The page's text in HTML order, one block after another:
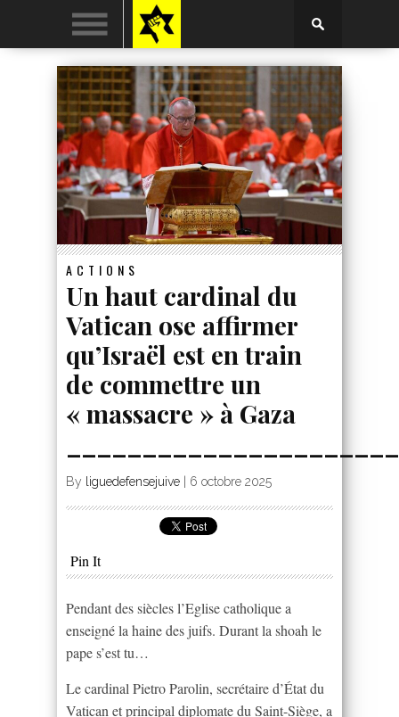
ACTIONS
Un haut cardinal du
Vatican ose affirmer
qu’Israël est en train
de commettre un
« massacre » à Gaza
By liguedefensejuive 6 octobre 2025
Pin It
Pendant des siècles l’Eglise catholique a
enseigné la haine des juifs. Durant la shoah le
pape s’est tu…
Le cardinal Pietro Parolin, secrétaire d’État du
Vatican et principal diplomate du Saint-Siège, a